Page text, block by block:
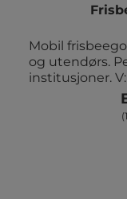
Mobil
og utendørs.
institusjoner.
forespørsel.
beregner vi
totalprisen til